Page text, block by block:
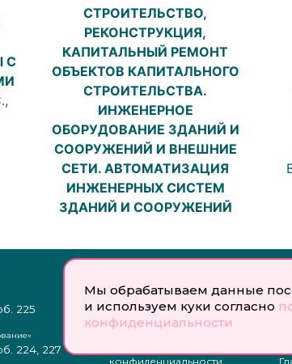
Мы обрабатываем данные
и используем куки согласно
конфиденциальности
С
СТРОИТЕЛЬСТВО,
РЕКОНСТРУКЦИЯ,
КАПИТАЛЬНЫЙ РЕМОНТ
ОБЪЕКТОВ КАПИТАЛЬНОГО
СТРОИТЕЛЬСТВА.
ИНЖЕНЕРНОЕ
ОБОРУДОВАНИЕ ЗДАНИЙ И
СООРУЖЕНИЙ И ВНЕШНИЕ
СЕТИ. АВТОМАТИЗАЦИЯ
ИНЖЕНЕРНЫХ СИСТЕМ
ЗДАНИЙ И СООРУЖЕНИЙ
225
224, 227
Отзыв согласия на обработку
персональных данных
Пользовательское
конфиденциальности